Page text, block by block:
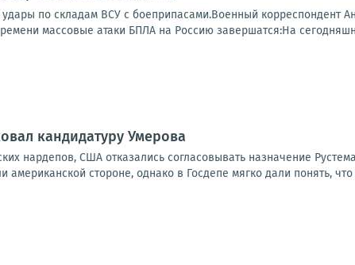
по складам ВСУ с боеприпасами.Военный корреспондент
массовые атаки БПЛА на Россию завершатся:На
кандидатуру Умерова
нардепов, США отказались согласовывать назначение
американской стороне, однако в Госдепе мягко дали понять,